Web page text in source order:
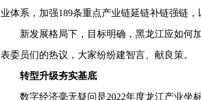
业体系，加强189条重点产业链延链补链强链
新发展格局下，目标明确，黑龙江应如何
表委员们的热议，大家纷纷建智言、献良策。
转型升级夯实基底
数字经济毫无疑问是2022年度龙江产业坐